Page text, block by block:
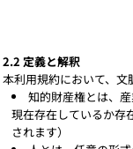
2.2 定義と解釈
本利用規約において、
知的財産権とは、
現在存在しているか存
されます）